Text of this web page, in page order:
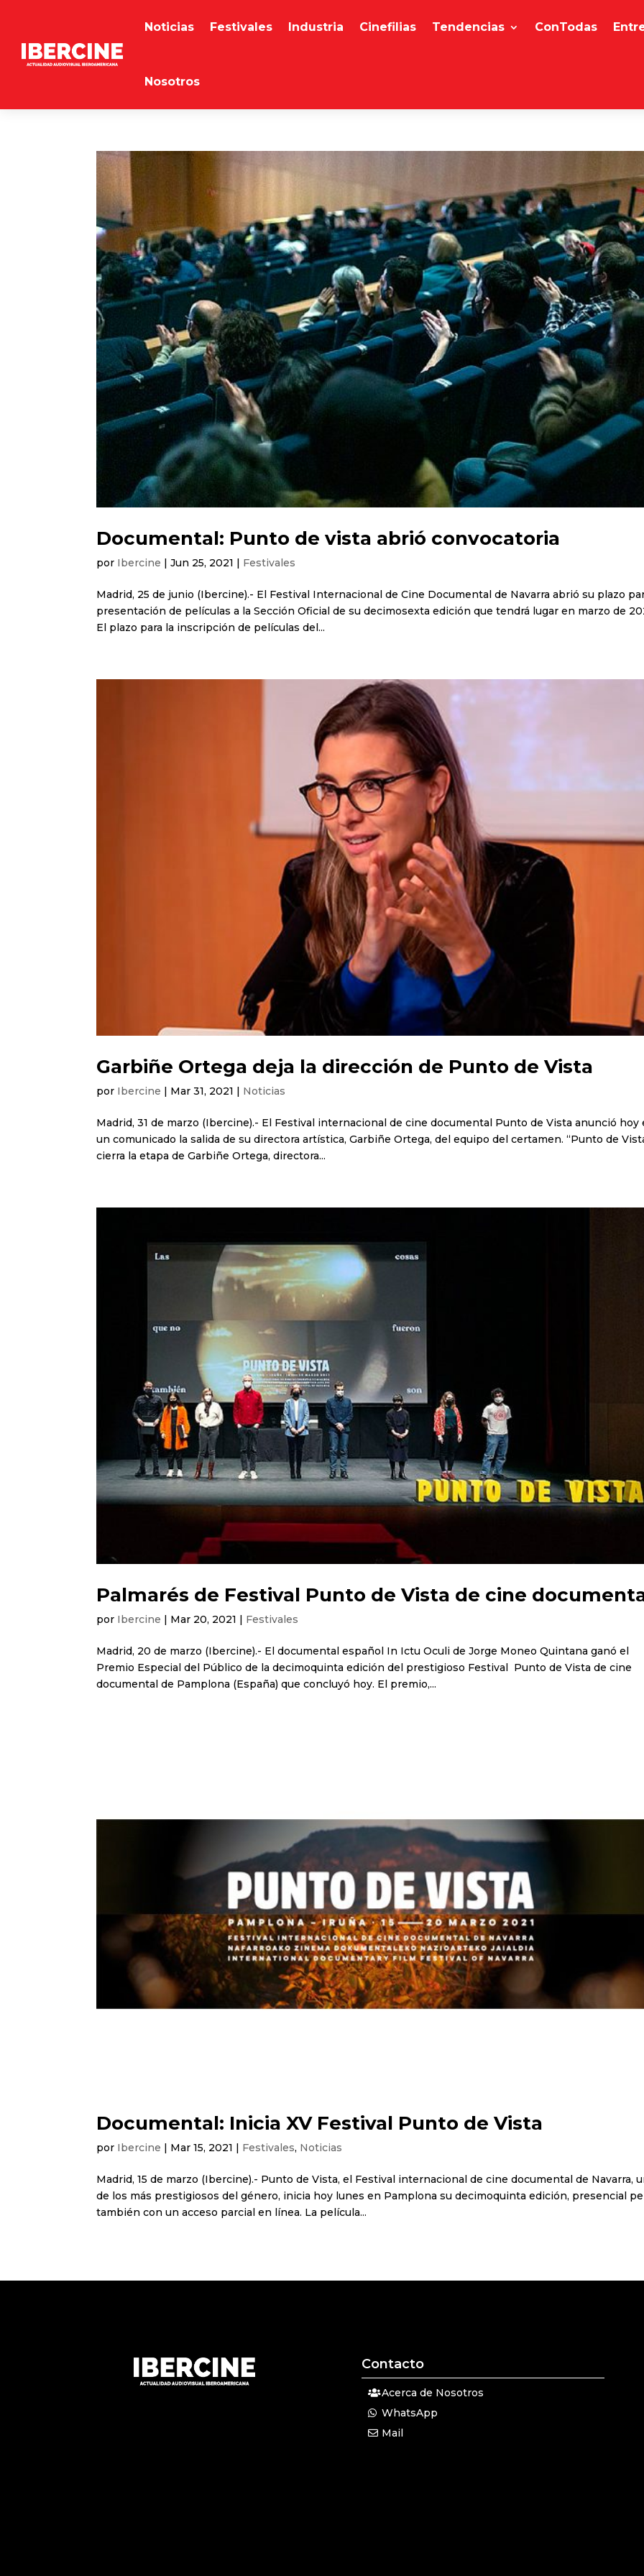
Noticias Festivales Industria Cinefilias Tendencias ConTodas
Nosotros
Documental: Punto de vista abrió convocatoria
por Ibercine |Jun 25, 2021 | Festivales
Madrid, 25 de junio (Ibercine).- El Festival Internacional de Cine Documental de Navarra abrió su plazo
presentación de películas a la Sección Oficial de su decimosexta edición que tendrá lugar en marzo de
El plazo para la inscripción de películas del...
Garbiñe Ortega deja la dirección de Punto de Vista
por Ibercine | Mar 31, 2021 | Noticias
Madrid, 31 de marzo (Ibercine).- El Festival internacional de cine documental Punto de Vista anunció hoy
un comunicado la salida de su directora artística, Garbiñe Ortega, del equipo del certamen. “Punto de
cierra la etapa de Garbiñe Ortega, directora...
Palmarés de Festival Punto de Vista de cine
por Ibercine | Mar 20, 2021 | Festivales
Madrid, 20 de marzo (Ibercine).- El documental español In Ictu Oculi de Jorge Moneo Quintana ganó el
Premio Especial del Público de la decimoquinta edición del prestigioso Festival Punto de Vista de cine
documental de Pamplona (España) que concluyó hoy. El premio,...
Documental: Inicia XV Festival Punto de Vista
por Ibercine | Mar 15, 2021 | Festivales, Noticias
Madrid, 15 de marzo (Ibercine).- Punto de Vista, el Festival internacional de cine documental de Navarra,
de los más prestigiosos del género, inicia hoy lunes en Pamplona su decimoquinta edición, presencial
también con un acceso parcial en línea. La película...
Contacto
Acerca de Nosotros
WhatsApp
Mail